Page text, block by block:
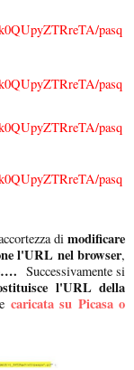
pasq
pasq
pasq
pasq
di modificare
l'URL nel browser,
Successivamente si
l'URL della
caricata su Picasa o